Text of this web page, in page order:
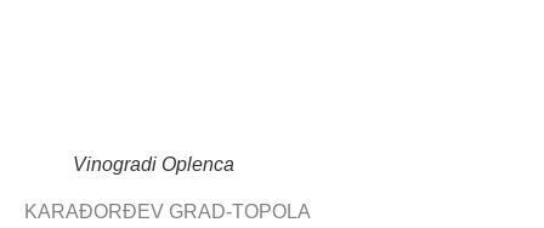
Vinogradi Oplenca
KARAĐORĐEV GRAD-TOPOLA